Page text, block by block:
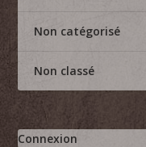
Non catégorisé
Non classé
Connexion